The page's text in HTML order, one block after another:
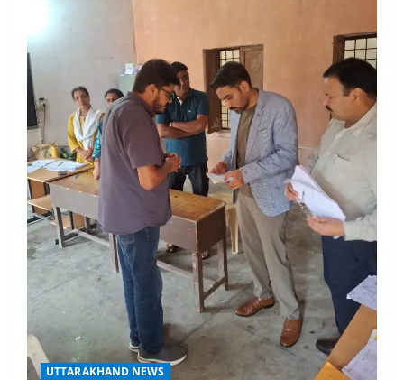
August 5, 2026
4
UTTARAKHAND NEWS
एमआईटी वर्ल्ड पीस यूनिवर्सिटी और जर्मनी के
बीएसबीआई के बीच समझौता; भारतीय छात्रों
को मिलेंगे वैश्विक अवसर
August 5, 2026
STATES NEWS
महाराज की राजस्थान के मुख्यमंत्री से
शिष्टाचार भेंट पर्यटन और सांस्कृतिक
गतिविधियों के विस्तार पर हुई चर्चा
August 4, 2026
UTTARAKHAND NEWS